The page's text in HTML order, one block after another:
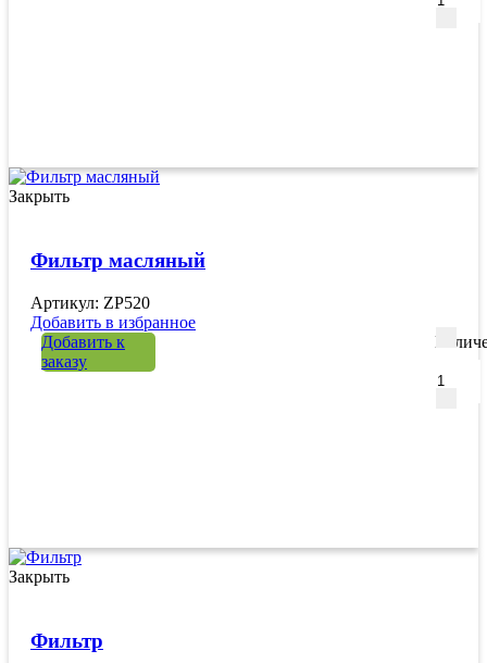
Закрыть
Фильтр масляный
Артикул: ZP520
Добавить в избранное
Добавить к
заказу
Закрыть
Фильтр